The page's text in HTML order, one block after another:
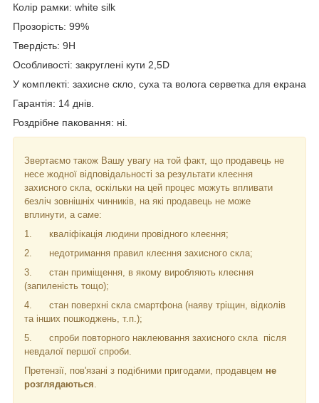
Колір рамки: white silk
Прозорість: 99%
Твердість: 9H
Особливості: закруглені кути 2,5D
У комплекті: захисне скло, суха та волога серветка для екрана
Гарантія: 14 днів.
Роздрібне паковання: ні.
Звертаємо також Вашу увагу на той факт, що продавець не
несе жодної відповідальності за результати клеєння
захисного скла, оскільки на цей процес можуть впливати
безліч зовнішніх чинників, на які продавець не може
вплинути, а саме:
1.
кваліфікація людини провідного клеєння;
2.
недотримання правил клеєння захисного скла;
3.
стан приміщення, в якому виробляють клеєння
(запиленість тощо);
4.
стан поверхні скла смартфона (наяву тріщин, відколів
та інших пошкоджень, т.п.);
5.
спроби повторного наклеювання захисного скла після
невдалої першої спроби.
Претензії, пов'язані з подібними пригодами, продавцем не
розглядаються